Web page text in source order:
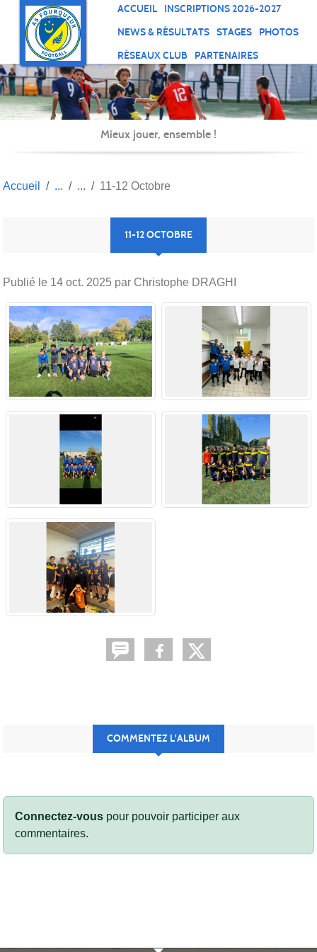
ACCUEIL
INSCRIPTIONS 2026-2027
NEWS & RÉSULTATS
STAGES
PHOTOS
RÉSEAUX CLUB
PARTENAIRES
Mieux jouer, ensemble !
Accueil 11-12 Octobre
11-12 OCTOBRE
Publié le 14 oct. 2025 par Christophe DRAGHI
COMMENTEZ L'ALBUM
Connectez-vous pour pouvoir participer aux
commentaires.
Panneau de gestion des cookies